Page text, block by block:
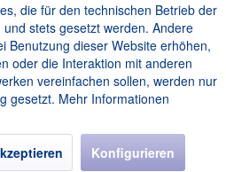
die für den technischen Betrieb der
stets gesetzt werden. Andere
Benutzung dieser Website erhöhen,
oder die Interaktion mit anderen
vereinfachen sollen, werden nur
gesetzt. Mehr Informationen
Konfigurieren